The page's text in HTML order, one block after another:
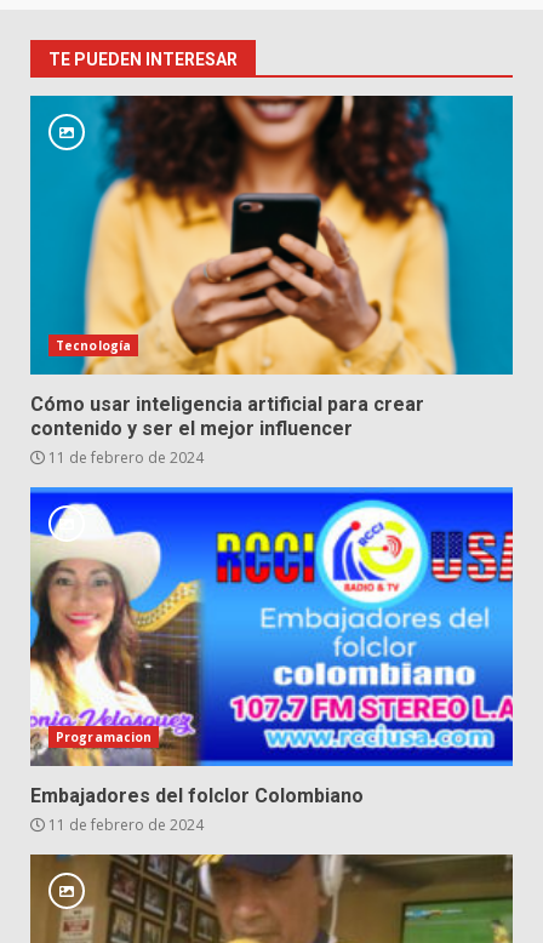
TE PUEDEN INTERESAR
Tecnología
Cómo usar inteligencia artificial para crear
contenido y ser el mejor influencer
11 de febrero de 2024
Programacion
Embajadores del folclor Colombiano
11 de febrero de 2024